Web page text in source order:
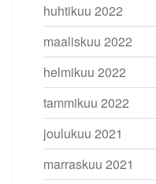
huhtikuu 2022
maaliskuu 2022
helmikuu 2022
tammikuu 2022
joulukuu 2021
marraskuu 2021